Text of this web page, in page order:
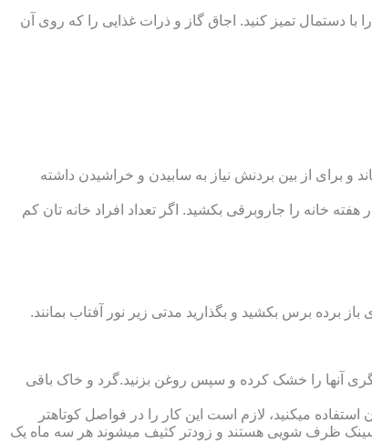
با دستمال تمیز کنید. اجاق گاز و ذرات غذایی را که روی آن
برای از بین بردنش نیاز به سابیدن و خراشیدن داشته
هفته خانه را جاروبرقی بکشید. اگر تعداد افراد خانه ‏تان کم
برده برس بکشید و بگذارید مدتی زیر نور آفتاب بمانند.
آنها را خشک کرده و سپس روغن بزنید.گرد و خاک باقی
می‏کنید، لازم است این کار را در فواصل کوتاه‏تر
سینک ظرف شویی هستند و زودتر کثیف می‏شوند هر سه ماه یک